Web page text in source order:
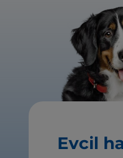
Evcil